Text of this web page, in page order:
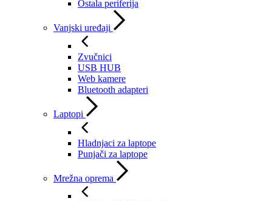
Ostala periferija
Vanjski uređaji
Zvučnici
USB HUB
Web kamere
Bluetooth adapteri
Laptopi
Hladnjaci za laptope
Punjači za laptope
Mrežna oprema